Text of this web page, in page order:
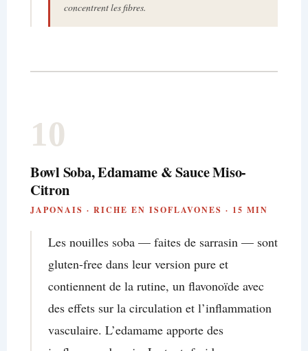
concentrent les fibres.
10
Bowl Soba, Edamame & Sauce Miso-
Citron
JAPONAIS · RICHE EN ISOFLAVONES · 15 MIN
Les nouilles soba — faites de sarrasin — sont
gluten-free dans leur version pure et
contiennent de la rutine, un flavonoïde avec
des effets sur la circulation et l’inflammation
vasculaire. L’edamame apporte des